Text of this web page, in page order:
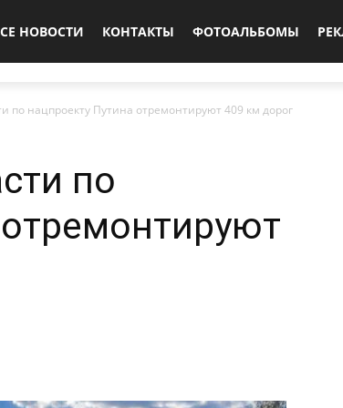
НОВОСТИ КОНТАКТЫ ФОТОАЛЬБОМЫ
по нацпроекту Путина отремонтируют 409 км дорог
по